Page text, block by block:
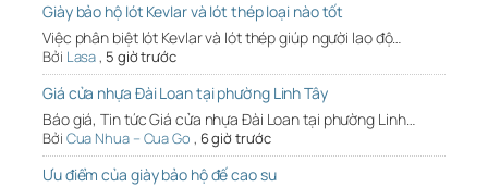
Giày bảo hộ lót Kevlar và lót thép loại nào tốt
Việc phân biệt lót Kevlar và lót thép giúp người lao độ…
Bởi Lasa, 5 giờ trước
Giá cửa nhựa Đài Loan tại phường Linh Tây
Báo giá, Tin tức Giá cửa nhựa Đài Loan tại phường Linh…
Bởi Cua Nhua – Cua Go , 6 giờ trước
Ưu điểm của giày bảo hộ đế cao su